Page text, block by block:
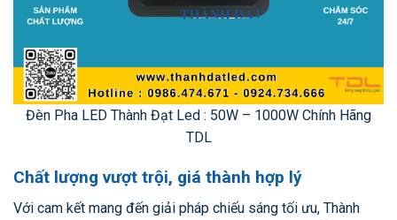
Đèn Pha LED Thành Đạt Led : 50W – 1000W Chính Hãng
TDL
Chất lượng vượt trội, giá thành hợp lý
Với cam kết mang đến giải pháp chiếu sáng tối ưu, Thành